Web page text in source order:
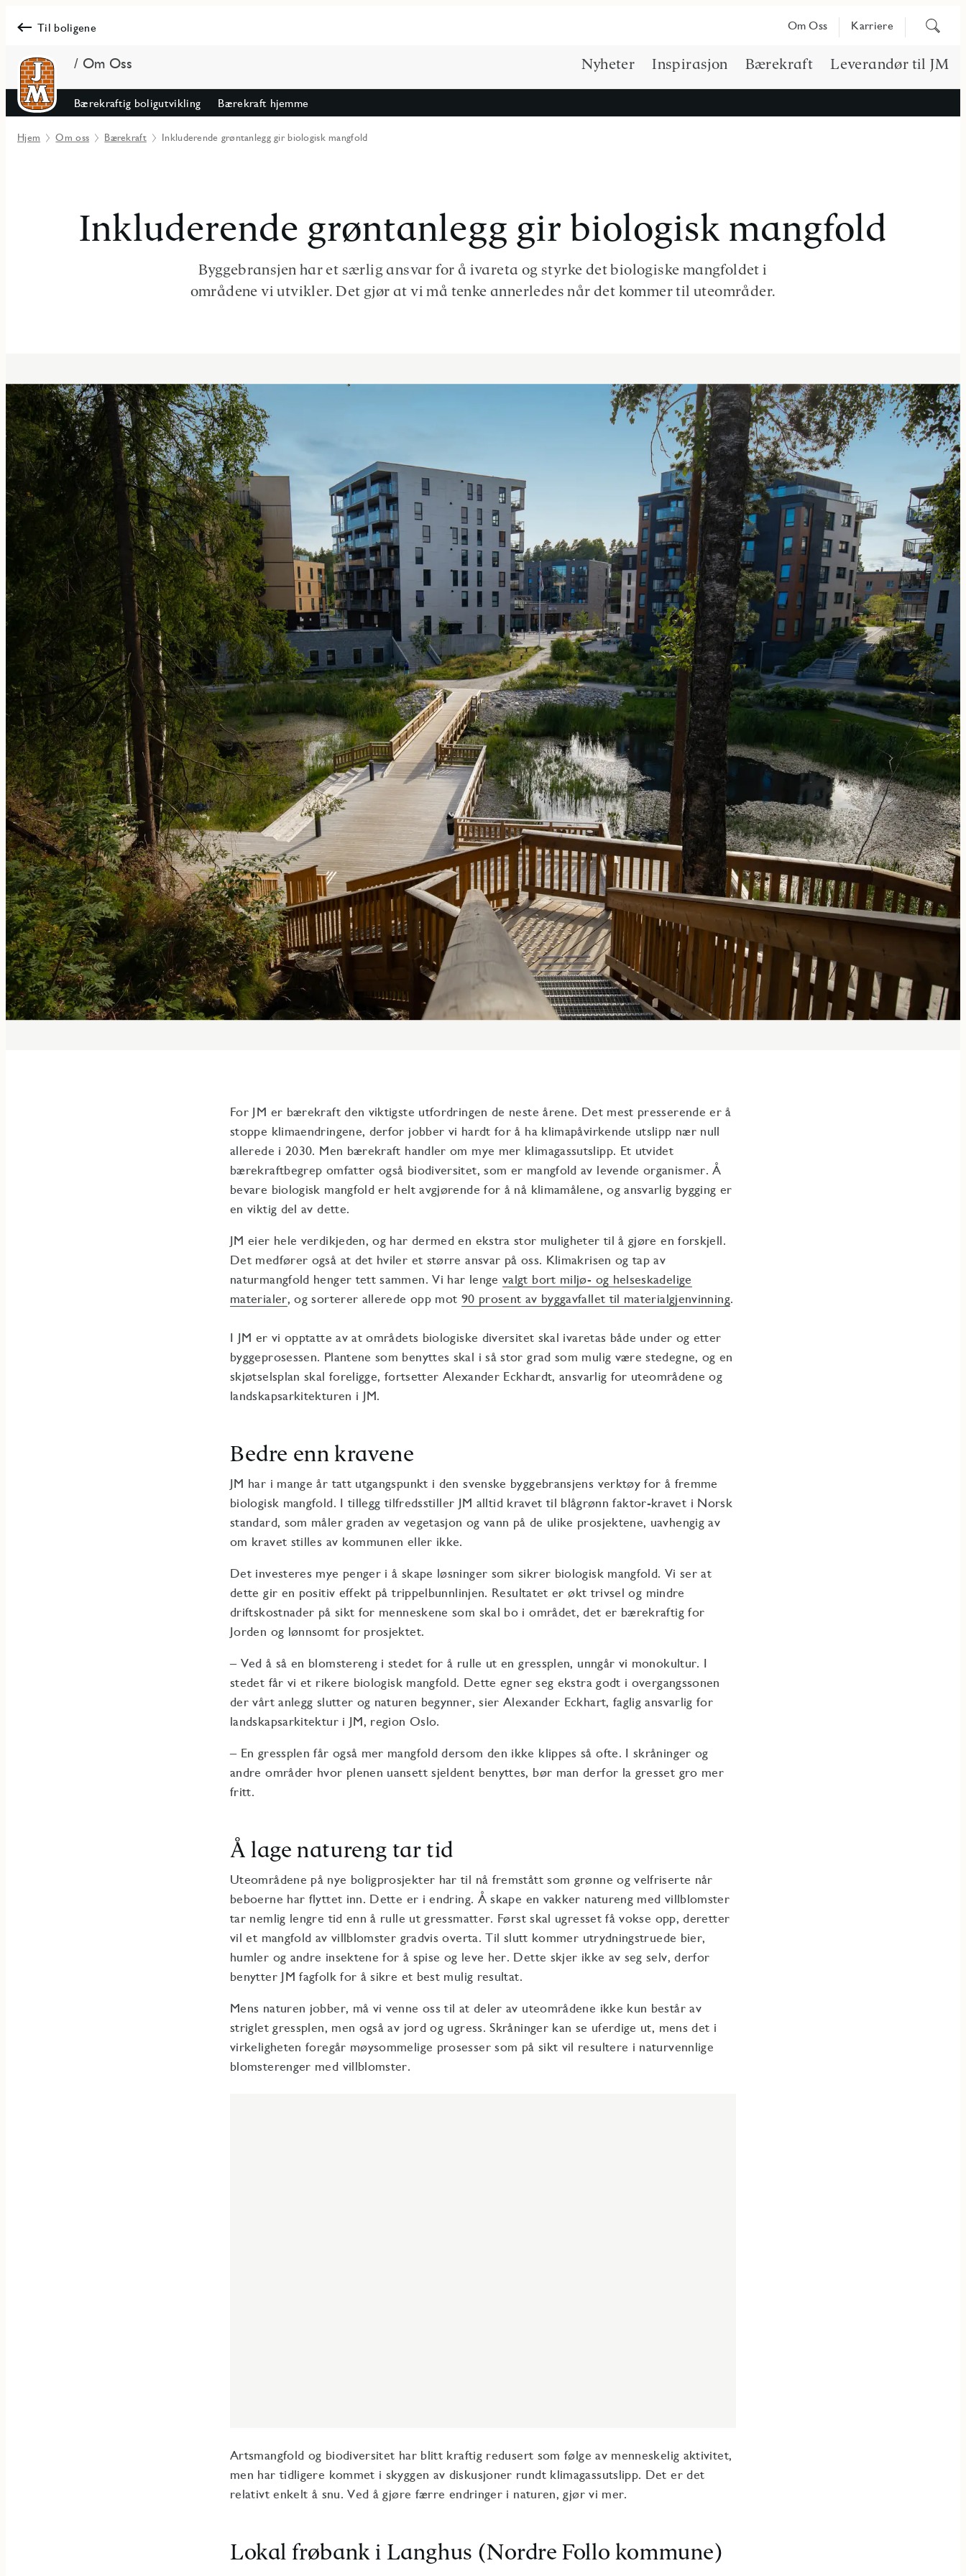
Til boligene Om Oss Karriere
Søk
/ Om Oss Nyheter Inspirasjon Bærekraft Leverandør til JM
Bærekraftig boligutvikling Bærekraft hjemme
Hjem Om oss Bærekraft Inkluderende grøntanlegg gir biologisk mangfold
Inkluderende grøntanlegg gir biologisk mangfold
Byggebransjen har et særlig ansvar for å ivareta og styrke det biologiske mangfoldet i
områdene vi utvikler. Det gjør at vi må tenke annerledes når det kommer til uteområder.
For JM er bærekraft den viktigste utfordringen de neste årene. Det mest presserende er å
stoppe klimaendringene, derfor jobber vi hardt for å ha klimapåvirkende utslipp nær null
allerede i 2030. Men bærekraft handler om mye mer klimagassutslipp. Et utvidet
bærekraftbegrep omfatter også biodiversitet, som er mangfold av levende organismer. Å
bevare biologisk mangfold er helt avgjørende for å nå klimamålene, og ansvarlig bygging er
en viktig del av dette.
JM eier hele verdikjeden, og har dermed en ekstra stor muligheter til å gjøre en forskjell.
Det medfører også at det hviler et større ansvar på oss. Klimakrisen og tap av
naturmangfold henger tett sammen. Vi har lenge valgt bort miljø- og helseskadelige
materialer, og sorterer allerede opp mot 90 prosent av byggavfallet til materialgjenvinning.
I JM er vi opptatte av at områdets biologiske diversitet skal ivaretas både under og etter
byggeprosessen. Plantene som benyttes skal i så stor grad som mulig være stedegne, og en
skjøtselsplan skal foreligge, fortsetter Alexander Eckhardt, ansvarlig for uteområdene og
landskapsarkitekturen i JM.
Bedre enn kravene
JM har i mange år tatt utgangspunkt i den svenske byggebransjens verktøy for å fremme
biologisk mangfold. I tillegg tilfredsstiller JM alltid kravet til blågrønn faktor-kravet i Norsk
standard, som måler graden av vegetasjon og vann på de ulike prosjektene, uavhengig av
om kravet stilles av kommunen eller ikke.
Det investeres mye penger i å skape løsninger som sikrer biologisk mangfold. Vi ser at
dette gir en positiv effekt på trippelbunnlinjen. Resultatet er økt trivsel og mindre
driftskostnader på sikt for menneskene som skal bo i området, det er bærekraftig for
Jorden og lønnsomt for prosjektet.
– Ved å så en blomstereng i stedet for å rulle ut en gressplen, unngår vi monokultur. I
stedet får vi et rikere biologisk mangfold. Dette egner seg ekstra godt i overgangssonen
der vårt anlegg slutter og naturen begynner, sier Alexander Eckhart, faglig ansvarlig for
landskapsarkitektur i JM, region Oslo.
– En gressplen får også mer mangfold dersom den ikke klippes så ofte. I skråninger og
andre områder hvor plenen uansett sjeldent benyttes, bør man derfor la gresset gro mer
fritt.
Å lage natureng tar tid
Uteområdene på nye boligprosjekter har til nå fremstått som grønne og velfriserte når
beboerne har flyttet inn. Dette er i endring. Å skape en vakker natureng med villblomster
tar nemlig lengre tid enn å rulle ut gressmatter. Først skal ugresset få vokse opp, deretter
vil et mangfold av villblomster gradvis overta. Til slutt kommer utrydningstruede bier,
humler og andre insektene for å spise og leve her. Dette skjer ikke av seg selv, derfor
benytter JM fagfolk for å sikre et best mulig resultat.
Mens naturen jobber, må vi venne oss til at deler av uteområdene ikke kun består av
striglet gressplen, men også av jord og ugress. Skråninger kan se uferdige ut, mens det i
virkeligheten foregår møysommelige prosesser som på sikt vil resultere i naturvennlige
blomsterenger med villblomster.
Artsmangfold og biodiversitet har blitt kraftig redusert som følge av menneskelig aktivitet,
men har tidligere kommet i skyggen av diskusjoner rundt klimagassutslipp. Det er det
relativt enkelt å snu. Ved å gjøre færre endringer i naturen, gjør vi mer.
Lokal frøbank i Langhus (Nordre Follo kommune)